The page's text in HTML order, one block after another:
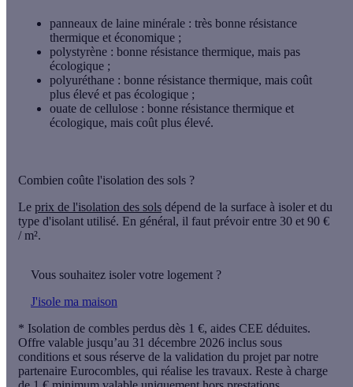
panneaux de laine minérale : très bonne résistance
thermique et économique ;
polystyrène : bonne résistance thermique, mais pas
écologique ;
polyuréthane : bonne résistance thermique, mais coût
plus élevé et pas écologique ;
ouate de cellulose : bonne résistance thermique et
écologique, mais coût plus élevé.
Combien coûte l'isolation des sols ?
Le prix de l'isolation des sols dépend de la surface à isoler et du
type d'isolant utilisé. En général, il faut prévoir entre 30 et 90 €
/ m².
Vous souhaitez isoler votre logement ?
J'isole ma maison
* Isolation de combles perdus dès 1 €, aides CEE déduites.
Offre valable jusqu’au 31 décembre 2026 inclus sous
conditions et sous réserve de la validation du projet par notre
partenaire Eurocombles, qui réalise les travaux. Reste à charge